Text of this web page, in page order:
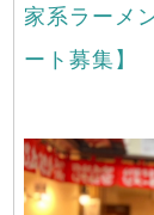
家系ラーメ
ート募集】